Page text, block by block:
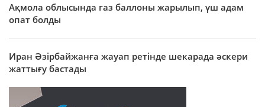
Ақмола облысында газ баллоны жарылып, үш адам
опат болды
Иран Әзірбайжанға жауап ретінде шекарада әскери
жаттығу бастады